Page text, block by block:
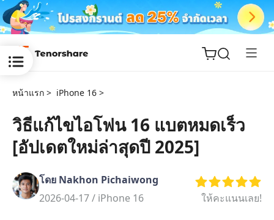
ReiBoot
Tenorshare
New
หน้าแรก > iPhone 16 >
วิธีแก้ไขไอโฟน 16 แบตหมดเร็ว
[อัปเดตใหม่ล่าสุดปี 2025]
โดย Nakhon Pichaiwong
2026-04-17 / iPhone 16 ให้คะแนนเลย!